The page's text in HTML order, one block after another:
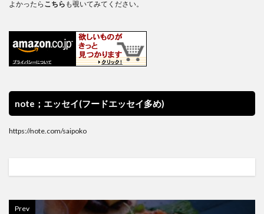
よかったら こちら も覗いてみてください。
note；エッセイ(フードエッセイ多め)
https://note.com/saipoko
Prev